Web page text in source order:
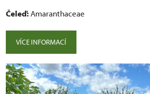
Čeleď: Amaranthaceae
VÍCE INFORMACÍ